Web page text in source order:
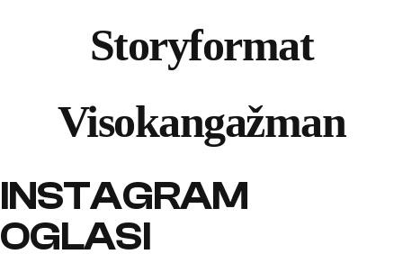
Storyformat
Visokangažman
INSTAGRAM
OGLASI